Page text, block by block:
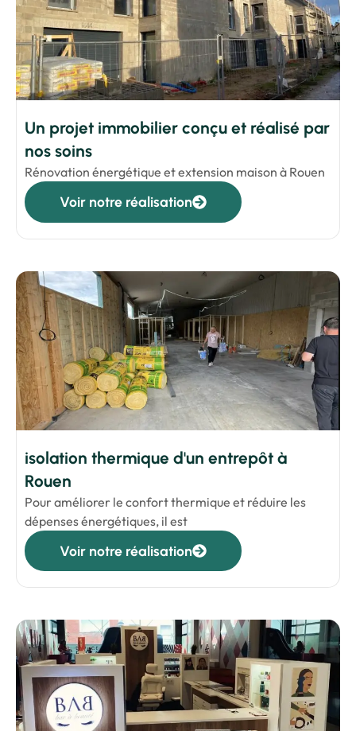
Un projet immobilier conçu et réalisé par
nos soins
Rénovation énergétique et extension maison à Rouen
Voir notre réalisation
isolation thermique d'un entrepôt à
Rouen
Pour améliorer le confort thermique et réduire les
dépenses énergétiques, il est
Voir notre réalisation